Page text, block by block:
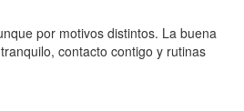
por motivos distintos. La buena
contacto contigo y rutinas